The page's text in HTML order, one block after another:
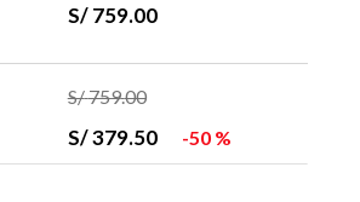
S/ 759.00
S/759.00
S/379.50 50 %